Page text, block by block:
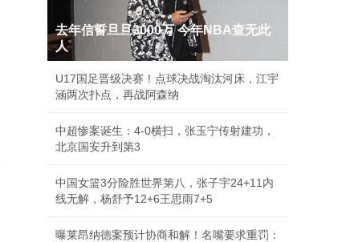
去年信誓旦旦3000万 今年NBA查无此
人
U17国足晋级决赛！点球决战淘汰河床，江宇
涵两次扑点，再战阿森纳
中超惨案诞生：4-0横扫，张玉宁传射建功，
北京国安升到第3
中国女篮3分险胜世界第八，张子宇24+11内
线无解，杨舒予12+6王思雨7+5
曝莱昂纳德案预计协商和解！名嘴要求重罚：